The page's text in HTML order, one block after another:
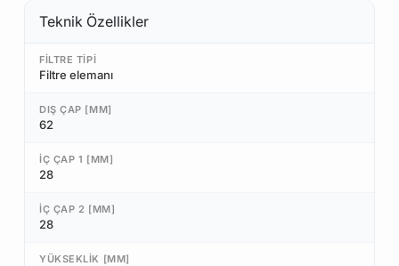
Teknik Özellikler
FILTRE TIPI
Filtre elemanı
DIŞ ÇAP [MM]
62
İÇ ÇAP 1 [MM]
28
İÇ ÇAP 2 [MM]
28
YÜKSEKLIK [MM]